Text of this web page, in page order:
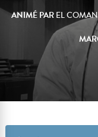
ANIMÉ PAR EL